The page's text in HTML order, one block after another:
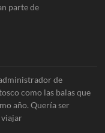
parte de
de
como las balas que
año. Quería ser